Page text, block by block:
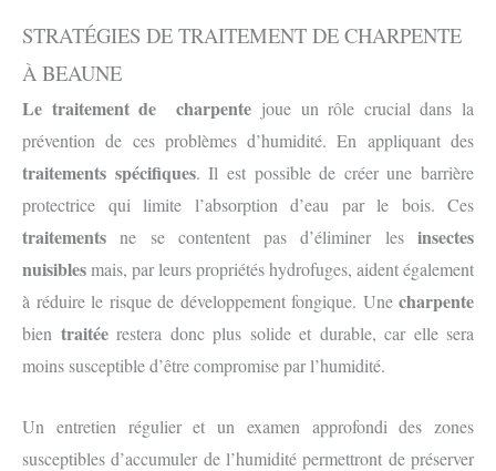
STRATÉGIES DE TRAITEMENT DE CHARPENTE
À BEAUNE
Le traitement de charpente joue un rôle crucial dans la
prévention de ces problèmes d’humidité. En appliquant des
traitements spécifiques. Il est possible de créer une barrière
protectrice qui limite l’absorption d’eau par le bois. Ces
traitements ne se contentent pas d’éliminer les insectes
nuisiblesmais, par leurs propriétés hydrofuges, aident également
à réduire le risque de développement fongique. Une charpente
bien traitéerestera donc plus solide et durable, car elle sera
moins susceptible d’être compromise par l’humidité.
Un entretien régulier et un examen approfondi des zones
susceptibles d’accumuler de l’humidité permettront de préserver